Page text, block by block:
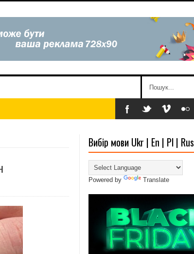
Україні
EU4Skills
Вибір мови Ukr | En | Pl | Rus
Powered by Translate